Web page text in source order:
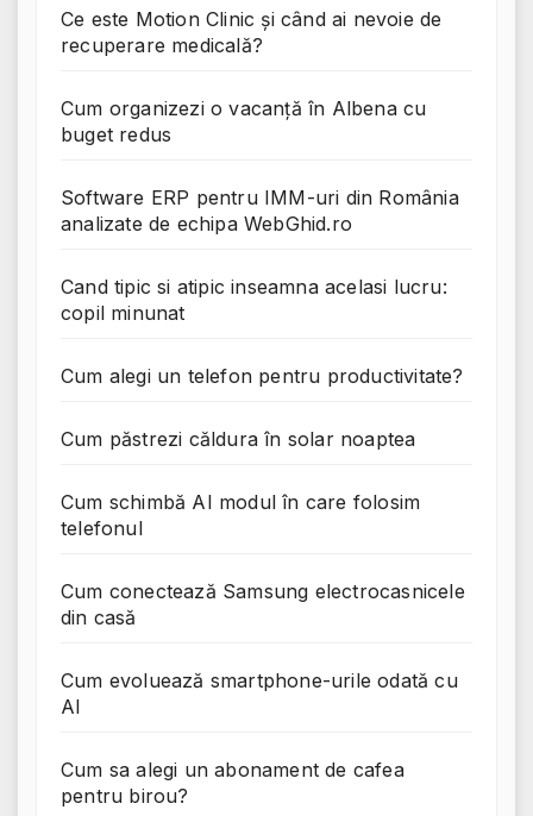
Ce este Motion Clinic și când ai nevoie de
recuperare medicală?
Cum organizezi o vacanță în Albena cu
buget redus
Software ERP pentru IMM-uri din România
analizate de echipa WebGhid.ro
Cand tipic si atipic inseamna acelasi lucru:
copil minunat
Cum alegi un telefon pentru productivitate?
Cum păstrezi căldura în solar noaptea
Cum schimbă AI modul în care folosim
telefonul
Cum conectează Samsung electrocasnicele
din casă
Cum evoluează smartphone-urile odată cu
AI
Cum sa alegi un abonament de cafea
pentru birou?